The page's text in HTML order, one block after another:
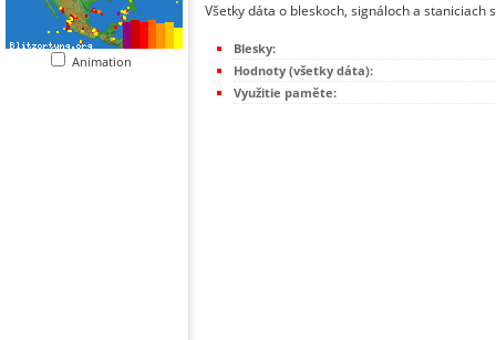
Animation
Všetky dáta o bleskoch, signáloch a
Blesky:
Hodnoty (všetky dáta):
Využitie paměte: